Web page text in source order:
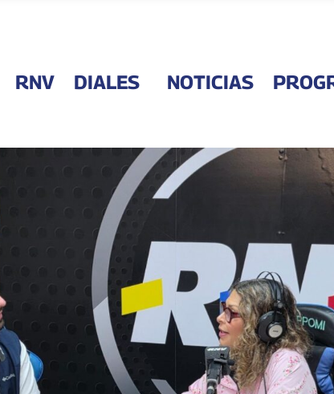
RNV DIALES NOTICIAS